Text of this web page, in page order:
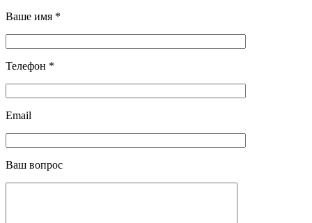
Ваше имя *
Телефон *
Email
Ваш вопрос